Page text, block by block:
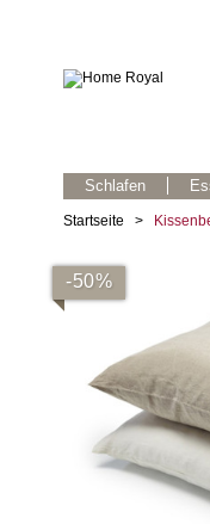
Schlafen
Startseite >
-50%